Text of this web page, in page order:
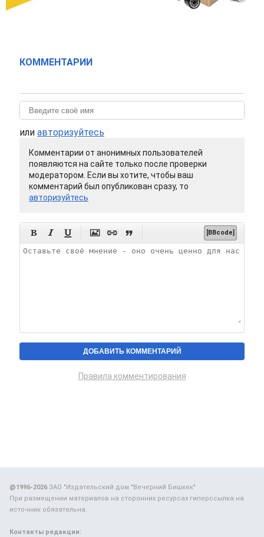
КОММЕНТАРИИ
или авторизуйтесь
Комментарии от анонимных пользователей
появляются на сайте только после проверки
модератором. Если вы хотите, чтобы ваш
комментарий был опубликован сразу, то
авторизуйтесь
      [BBcode]
Правила комментирования
@1996-2026ЗАО "Издательский дом "Вечерний Бишкек"
При размещении материалов на сторонних ресурсах гиперссылка на
источник обязательна.
Контакты редакции: